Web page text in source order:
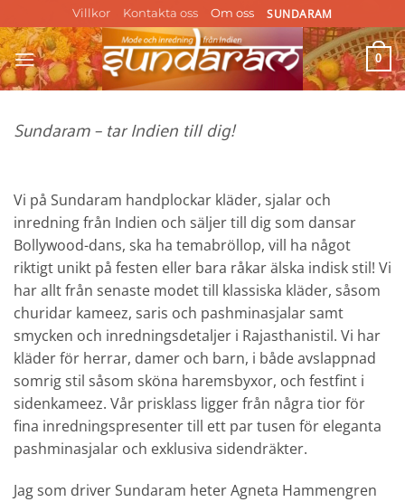
to
content
Villkor Kontakta oss Om oss SUNDARAM
0
Sundaram – tar Indien till dig!
Vi på Sundaram handplockar kläder, sjalar och
inredning från Indien och säljer till dig som dansar
Bollywood-dans, ska ha temabröllop, vill ha något
riktigt unikt på festen eller bara råkar älska indisk stil! Vi
har allt från senaste modet till klassiska kläder, såsom
churidar kameez, saris och pashminasjalar samt
smycken och inredningsdetaljer i Rajasthanistil. Vi har
kläder för herrar, damer och barn, i både avslappnad
somrig stil såsom sköna haremsbyxor, och festfint i
sidenkameez. Vår prisklass ligger från några tior för
fina inredningspresenter till ett par tusen för eleganta
pashminasjalar och exklusiva sidendräkter.
Jag som driver Sundaram heter Agneta Hammengren